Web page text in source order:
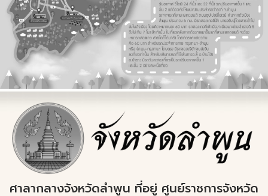
ศาลากลางจังหวัดลำพูน ที่อยู่ ศูนย์ราชการจังหวัด